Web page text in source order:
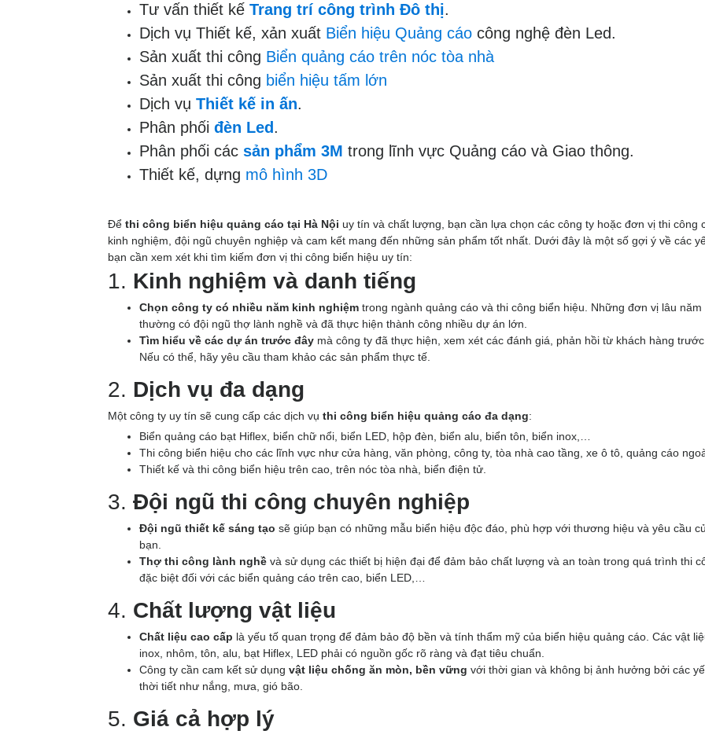
Tư vấn thiết kế Trang trí công trình Đô thị.
Dịch vụ Thiết kế, xản xuất Biển hiệu Quảng cáo công nghệ đèn Led.
Sản xuất thi công Biển quảng cáo trên nóc tòa nhà
Sản xuất thi công biển hiệu tấm lớn
Dịch vụ Thiết kế in ấn.
Phân phối đèn Led.
Phân phối các sản phẩm 3M trong lĩnh vực Quảng cáo và Giao thông.
Thiết kế, dựng mô hình 3D
Để thi công biển hiệu quảng cáo tại Hà Nội uy tín và chất lượng, bạn cần lựa chọn các công ty hoặc đơn vị thi công
kinh nghiệm, đội ngũ chuyên nghiệp và cam kết mang đến những sản phẩm tốt nhất. Dưới đây là một số gợi ý về các
bạn cần xem xét khi tìm kiếm đơn vị thi công biển hiệu uy tín:
1. Kinh nghiệm và danh tiếng
Chọn công ty có nhiều năm kinh nghiệm trong ngành quảng cáo và thi công biển hiệu. Những đơn vị lâu năm
thường có đội ngũ thợ lành nghề và đã thực hiện thành công nhiều dự án lớn.
Tìm hiểu về các dự án trước đây mà công ty đã thực hiện, xem xét các đánh giá, phản hồi từ khách hàng trước
Nếu có thể, hãy yêu cầu tham khảo các sản phẩm thực tế.
2. Dịch vụ đa dạng
Một công ty uy tín sẽ cung cấp các dịch vụ thi công biển hiệu quảng cáo đa dạng:
Biển quảng cáo bạt Hiflex, biển chữ nổi, biển LED, hộp đèn, biển alu, biển tôn, biển inox,…
Thi công biển hiệu cho các lĩnh vực như cửa hàng, văn phòng, công ty, tòa nhà cao tầng, xe ô tô, quảng cáo
Thiết kế và thi công biển hiệu trên cao, trên nóc tòa nhà, biển điện tử.
3. Đội ngũ thi công chuyên nghiệp
Đội ngũ thiết kế sáng tạo sẽ giúp bạn có những mẫu biển hiệu độc đáo, phù hợp với thương hiệu và yêu cầu
bạn.
Thợ thi công lành nghề và sử dụng các thiết bị hiện đại để đảm bảo chất lượng và an toàn trong quá trình thi
đặc biệt đối với các biển quảng cáo trên cao, biển LED,…
4. Chất lượng vật liệu
Chất liệu cao cấp là yếu tố quan trọng để đảm bảo độ bền và tính thẩm mỹ của biển hiệu quảng cáo. Các vật
inox, nhôm, tôn, alu, bạt Hiflex, LED phải có nguồn gốc rõ ràng và đạt tiêu chuẩn.
Công ty cần cam kết sử dụng vật liệu chống ăn mòn, bền vững với thời gian và không bị ảnh hưởng bởi các
thời tiết như nắng, mưa, gió bão.
5. Giá cả hợp lý